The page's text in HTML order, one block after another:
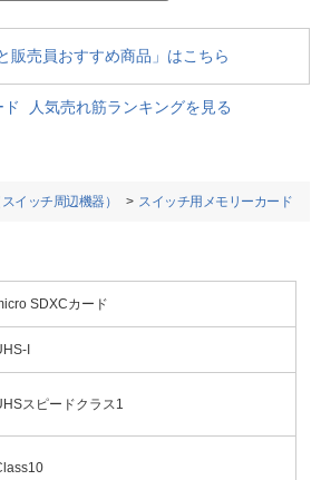
販売員おすすめ商品」はこちら
人気売れ筋ランキングを見る
イッチ周辺機器） スイッチ用メモリーカード
SDXCカード
I
スピードクラス1